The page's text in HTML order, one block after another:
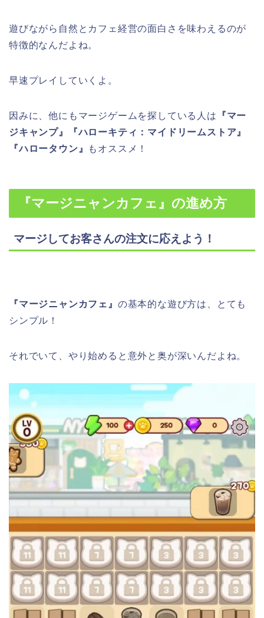
遊びながら自然とカフェ経営の面白さを味わえるのが
特徴的なんだよね。
早速プレイしていくよ。
因みに、他にもマージゲームを探している人は
『マー
ジキャンプ』
『ハローキティ：マイドリームストア』
『ハロータウン』
もオススメ！
『マージニャンカフェ』 の進め方
マージしてお客さんの注文に応えよう！
『マージニャンカフェ』 の基本的な遊び方は、とても
シンプル！
それでいて、やり始めると意外と奥が深いんだよね。